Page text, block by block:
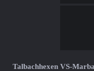
Talbachhexen VS-